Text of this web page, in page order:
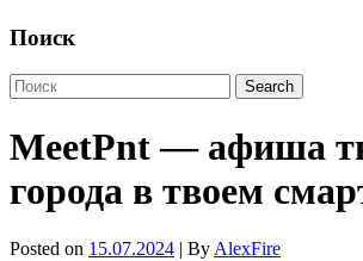
Поиск
MeetPnt — афиша
города в твоем
Posted on 15.07.2024 | By AlexFire